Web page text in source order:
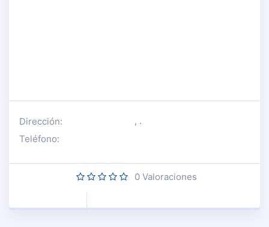
Dirección: , .
Teléfono:
0 Valoraciones